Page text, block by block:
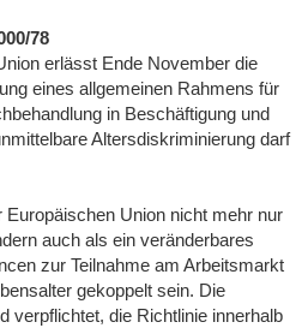
78
erlässt Ende November die
eines allgemeinen Rahmens für
in Beschäftigung und
Altersdiskriminierung darf
Europäischen Union nicht mehr nur
auch als ein veränderbares
zur Teilnahme am Arbeitsmarkt
gekoppelt sein. Die
verpflichtet, die Richtlinie innerhalb